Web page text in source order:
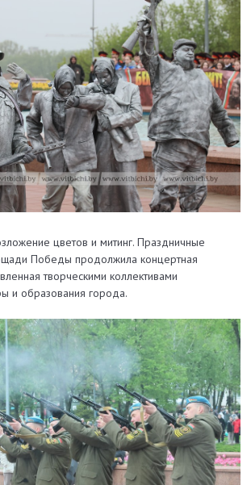
цветов и митинг. Праздничные
Победы продолжила концертная
творческими коллективами
и образования города.